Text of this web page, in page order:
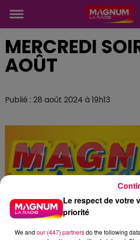
MERCREDI
AOÛT
Publié : 28 août 2024 à 19h13
Le respect de votre
priorité
We and our (447) partnersdo the following